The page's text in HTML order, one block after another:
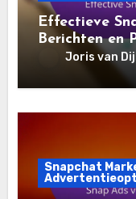
Effectieve
Berichten en
Joris van
Snapchat